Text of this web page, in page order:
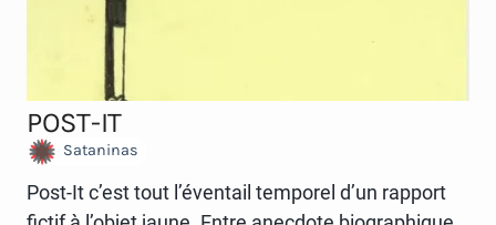
POST-IT
Sataninas
Post-It c’est tout l’éventail temporel d’un rapport